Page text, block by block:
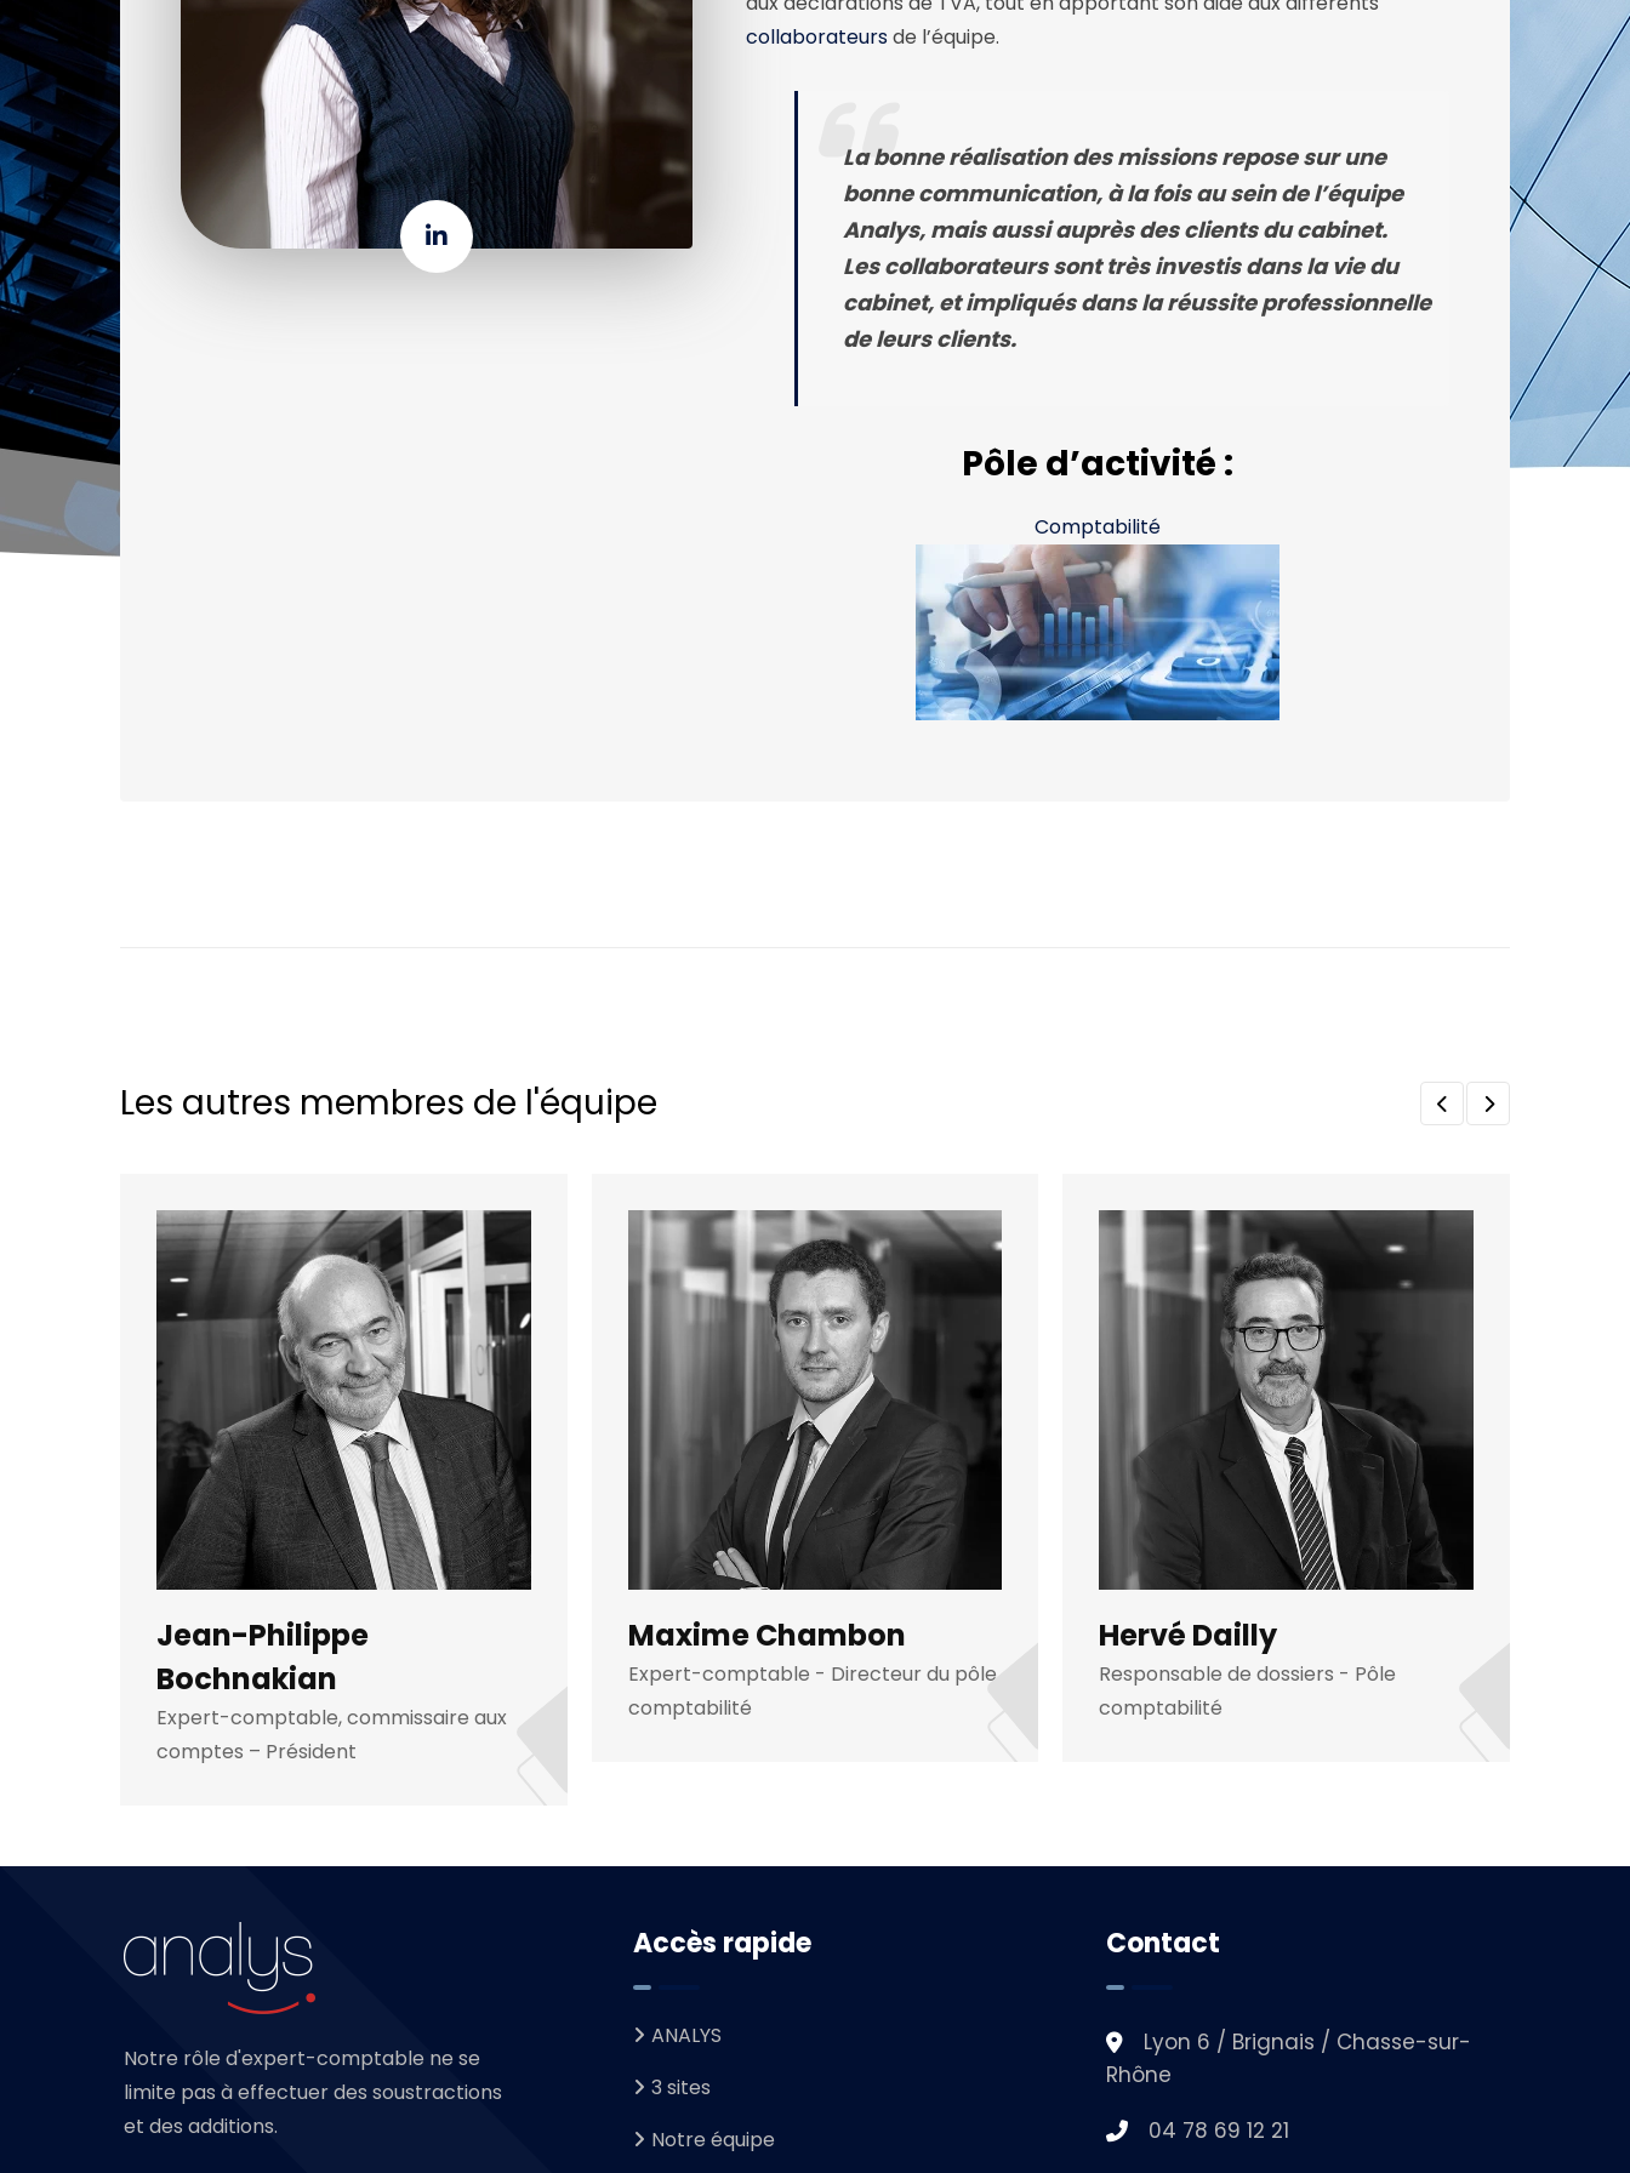
collaborateursde l’équipe.
La bonne réalisation des missions repose sur une
bonne communication, à la fois au sein de l’équipe
Analys, mais aussi auprès des clients du cabinet.
Les collaborateurs sont très investis dans la vie du
cabinet, et impliqués dans la réussite professionnelle
de leurs clients.
Pôle d’activité :
Comptabilité
Les autres membres de l'équipe
Jean-Philippe
Bochnakian
Expert-comptable, commissaire aux
comptes – Président
Maxime Chambon
Expert-comptable - Directeur du pôle
comptabilité
Hervé Dailly
Responsable de dossiers - Pôle
comptabilité
Notre rôle d'expert-comptable ne se
limite pas à effectuer des soustractions
et des additions.
Accès rapide
ANALYS
3 sites
Notre équipe
Contact
Lyon 6 / Brignais / Chasse-sur-
Rhône
04 78 69 12 21